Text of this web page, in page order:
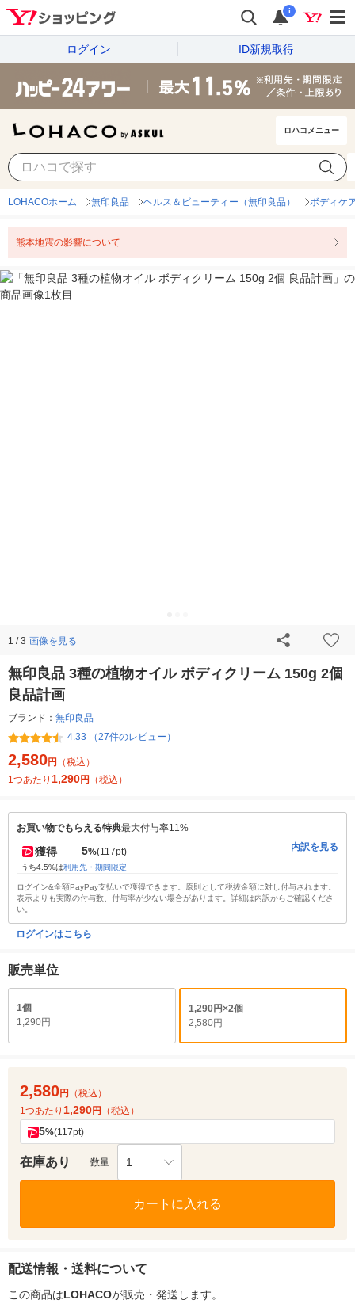
i
ログイン ID新規取得
ロハコメニュー
LOHACOホーム 無印良品 ヘルス＆ビューティー（無印良品） ボディケ
熊本地震の影響について
1 / 3 画像を見る
無印良品 3種の植物オイル ボディクリーム 150g 2個
良品計画
ブランド： 無印良品
4.33 （27件のレビュー）
2,580円
（税込）
1つあたり 1,290円 （税込）
お買い物でもらえる特典最大付与率11%
獲得 5%(117pt)
うち4.5%は利用先・期間限定
内訳を見る
ログイン&全額PayPay支払いで獲得できます。原則として税抜金額に対し付与されます。
表示よりも実際の付与数、付与率が少ない場合があります。詳細は内訳からご確認くださ
い。
ログインはこちら
販売単位
1個
1,290円
1,290円×2個
2,580円
2,580円
（税込）
1つあたり 1,290円 （税込）
5%(117pt)
在庫あり 数量 1
カートに入れる
配送情報・送料について
この商品はLOHACOが販売・発送します。